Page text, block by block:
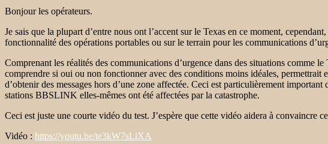
Bonjour les opérateurs.
Je sais que la plupart d’entre nous ont l’accent sur le Texas en ce moment,
fonctionnalité des opérations portables ou sur le terrain pour les communications
Comprenant les réalités des communications d’urgence dans des situations comme
comprendre si oui ou non fonctionner avec des conditions moins idéales,
d’obtenir des messages hors d’une zone affectée. Ceci est particulièrement
stations BBSLINK elles-mêmes ont été affectées par la catastrophe.
Ceci est juste une courte vidéo du test. J’espère que cette vidéo aidera à convaincre
Vidéo : https://youtu.be/te3kW7sLiXA